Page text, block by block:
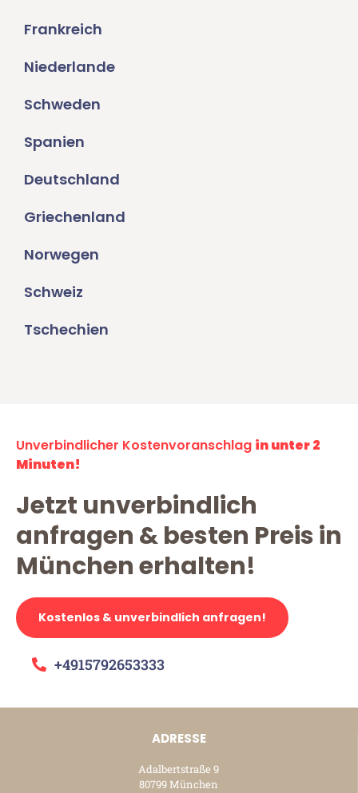
Frankreich
Niederlande
Schweden
Spanien
Deutschland
Griechenland
Norwegen
Schweiz
Tschechien
Unverbindlicher Kostenvoranschlag in unter 2
Minuten!
Jetzt unverbindlich
anfragen & besten Preis in
München erhalten!
Kostenlos & unverbindlich anfragen!
+4915792653333
ADRESSE
Adalbertstraße 9
80799 München